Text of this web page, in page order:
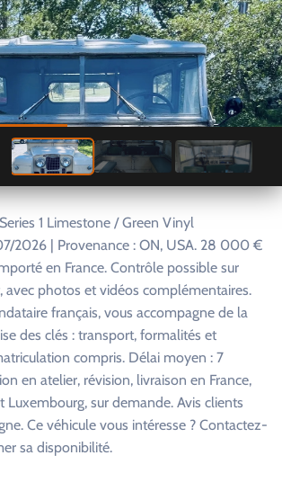
1 Limestone / Green Vinyl
2026 | Provenance : ON, USA. 28 000 €
en France. Contrôle possible sur
avec photos et vidéos complémentaires.
français, vous accompagne de la
des clés : transport, formalités et
compris. Délai moyen : 7
en atelier, révision, livraison en France,
Luxembourg, sur demande. Avis clients
Ce véhicule vous intéresse ? Contactez-
sa disponibilité.